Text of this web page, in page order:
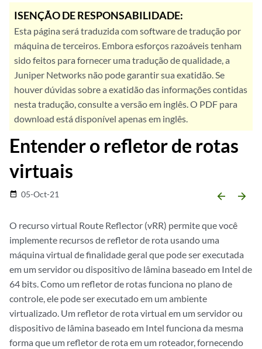
ISENÇÃO DE RESPONSABILIDADE:
Esta página será traduzida com software de tradução por
máquina de terceiros. Embora esforços razoáveis tenham
sido feitos para fornecer uma tradução de qualidade, a
Juniper Networks não pode garantir sua exatidão. Se
houver dúvidas sobre a exatidão das informações contidas
nesta tradução, consulte a versão em inglês. O PDF para
download está disponível apenas em inglês.
Entender o refletor de rotas
virtuais
date_range 05-Oct-21 arrow_backward arrow_forward
O recurso virtual Route Reflector (vRR) permite que você
implemente recursos de refletor de rota usando uma
máquina virtual de finalidade geral que pode ser executada
em um servidor ou dispositivo de lâmina baseado em Intel de
64 bits. Como um refletor de rotas funciona no plano de
controle, ele pode ser executado em um ambiente
virtualizado. Um refletor de rota virtual em um servidor ou
dispositivo de lâmina baseado em Intel funciona da mesma
forma que um refletor de rota em um roteador, fornecendo